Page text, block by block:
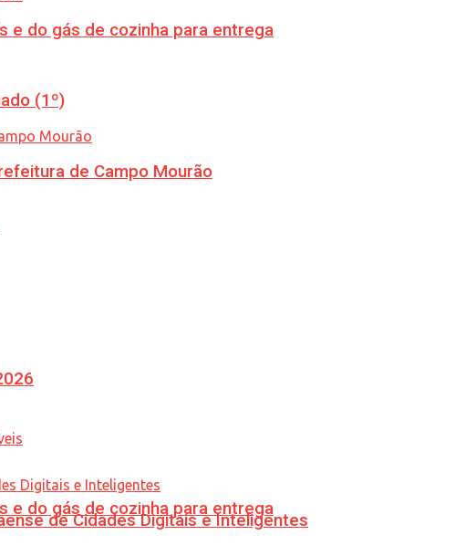
e do gás de cozinha para entrega
e do gás de cozinha para entrega
(1º)
de Campo Mourão
de Cidades Digitais e Inteligentes